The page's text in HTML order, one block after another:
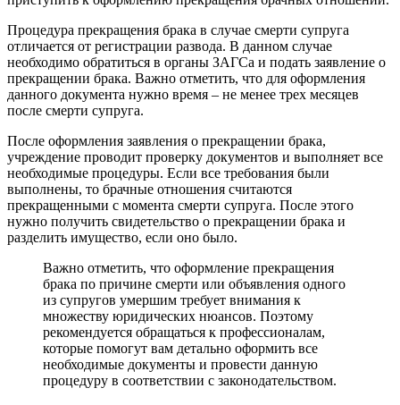
Процедура прекращения брака в случае смерти супруга
отличается от регистрации развода. В данном случае
необходимо обратиться в органы ЗАГСа и подать заявление о
прекращении брака. Важно отметить, что для оформления
данного документа нужно время – не менее трех месяцев
после смерти супруга.
После оформления заявления о прекращении брака,
учреждение проводит проверку документов и выполняет все
необходимые процедуры. Если все требования были
выполнены, то брачные отношения считаются
прекращенными с момента смерти супруга. После этого
нужно получить свидетельство о прекращении брака и
разделить имущество, если оно было.
Важно отметить, что оформление прекращения
брака по причине смерти или объявления одного
из супругов умершим требует внимания к
множеству юридических нюансов. Поэтому
рекомендуется обращаться к профессионалам,
которые помогут вам детально оформить все
необходимые документы и провести данную
процедуру в соответствии с законодательством.